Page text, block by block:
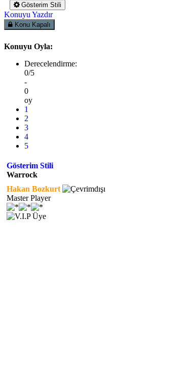
Gösterim Stili
Konuyu Yazdır
Konu Kapalı
Konuyu Oyla:
Derecelendirme:
0/5
-
0
oy
1
2
3
4
5
Gösterim Stili
Warrock
Hakan Bozkurt
Master Player